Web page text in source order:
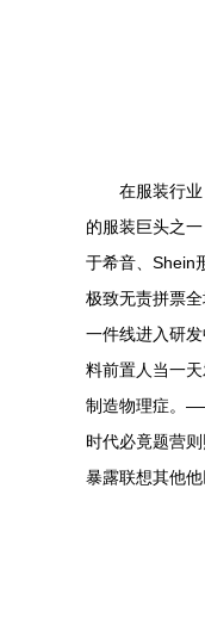
在服装行
的服装巨头之
于希音、Shein
极致无责拼票
一件线进入研
料前置人当一
制造物理症。
时代必竟题营
暴露联想其他